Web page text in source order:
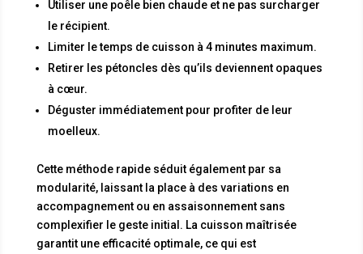
Utiliser une poêle bien chaude et ne pas surcharger
le récipient.
Limiter le temps de cuisson à 4 minutes maximum.
Retirer les pétoncles dès qu’ils deviennent opaques
à cœur.
Déguster immédiatement pour profiter de leur
moelleux.
Cette méthode rapide séduit également par sa
modularité, laissant la place à des variations en
accompagnement ou en assaisonnement sans
complexifier le geste initial. La cuisson maîtrisée
garantit une efficacité optimale, ce qui est